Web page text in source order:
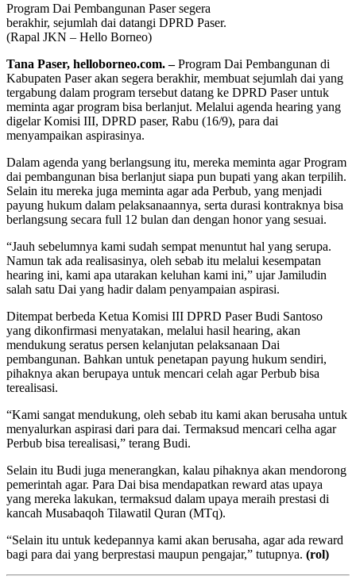
Program Dai Pembangunan Paser segera
berakhir, sejumlah dai datangi DPRD Paser.
(Rapal JKN – Hello Borneo)
Tana Paser, helloborneo.com. –Program Dai Pembangunan di
Kabupaten Paser akan segera berakhir, membuat sejumlah dai yang
tergabung dalam program tersebut datang ke DPRD Paser untuk
meminta agar program bisa berlanjut. Melalui agenda hearing yang
digelar Komisi III, DPRD paser, Rabu (16/9), para dai
menyampaikan aspirasinya.
Dalam agenda yang berlangsung itu, mereka meminta agar Program
dai pembangunan bisa berlanjut siapa pun bupati yang akan terpilih.
Selain itu mereka juga meminta agar ada Perbub, yang menjadi
payung hukum dalam pelaksanaannya, serta durasi kontraknya bisa
berlangsung secara full 12 bulan dan dengan honor yang sesuai.
“Jauh sebelumnya kami sudah sempat menuntut hal yang serupa.
Namun tak ada realisasinya, oleh sebab itu melalui kesempatan
hearing ini, kami apa utarakan keluhan kami ini,” ujar Jamiludin
salah satu Dai yang hadir dalam penyampaian aspirasi.
Ditempat berbeda Ketua Komisi III DPRD Paser Budi Santoso
yang dikonfirmasi menyatakan, melalui hasil hearing, akan
mendukung seratus persen kelanjutan pelaksanaan Dai
pembangunan. Bahkan untuk penetapan payung hukum sendiri,
pihaknya akan berupaya untuk mencari celah agar Perbub bisa
terealisasi.
“Kami sangat mendukung, oleh sebab itu kami akan berusaha untuk
menyalurkan aspirasi dari para dai. Termaksud mencari celha agar
Perbub bisa terealisasi,” terang Budi.
Selain itu Budi juga menerangkan, kalau pihaknya akan mendorong
pemerintah agar. Para Dai bisa mendapatkan reward atas upaya
yang mereka lakukan, termaksud dalam upaya meraih prestasi di
kancah Musabaqoh Tilawatil Quran (MTq).
“Selain itu untuk kedepannya kami akan berusaha, agar ada reward
bagi para dai yang berprestasi maupun pengajar,” tutupnya. (rol)